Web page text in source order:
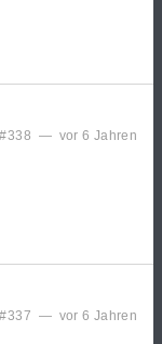
#338 — vor 6 Jahren
#337 — vor 6 Jahren